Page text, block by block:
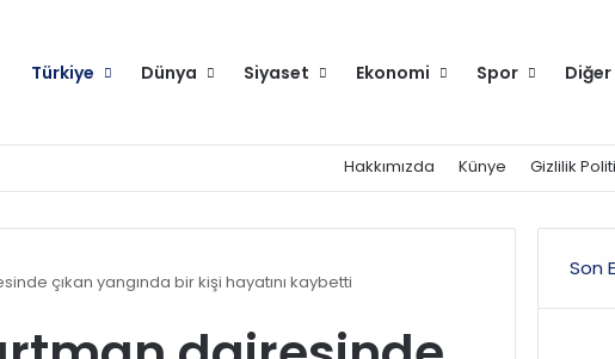
Türkiye Dünya Siyaset Ekonomi Spor Diğer
Hakkımızda Künye Gizlilik
çıkan yangında bir kişi hayatını kaybetti
Son